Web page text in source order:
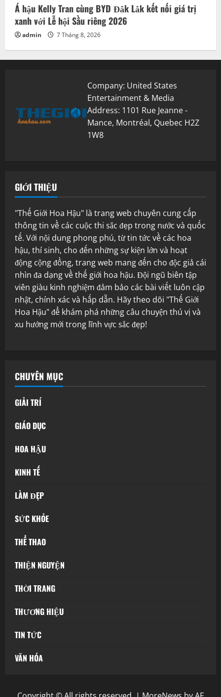
Á hậu Kelly Tran cùng BYD Đắk Lắk kết nối giá trị
xanh với Lễ hội Sầu riêng 2026
admin 7 Tháng 8, 2026
Company: United States
Entertainment & Media
Address: 1101 Rue Jeanne -
Mance, Montréal, Quebec H2Z
1W8
GIỚI THIỆU
"Thế Giới Hoa Hậu" là trang web chuyên cung cấp
thông tin về các cuộc thi sắc đẹp trong nước và quốc
tế. Với nội dung phong phú, từ tin tức về các hoa
hậu, thí sinh, cho đến những sự kiện lớn và hoạt
động cộng đồng, trang web mang đến cho độc giả cái
nhìn đa dạng về thế giới hoa hậu. Đội ngũ biên tập
viên giàu kinh nghiệm đảm bảo các bài viết luôn cập
nhật, chính xác và hấp dẫn. Hãy theo dõi "Thế Giới
Hoa Hậu" để khám phá những câu chuyện thú vị và
xu hướng mới trong lĩnh vực sắc đẹp!
CHUYÊN MỤC
GIẢI TRÍ
GIÁO DỤC
HOA HẬU
KINH TẾ
LÀM ĐẸP
SỨC KHỎE
THỂ THAO
THIỆN NGUYỆN
THỜI TRANG
THƯƠNG HIỆU
TIN TỨC
VĂN HÓA